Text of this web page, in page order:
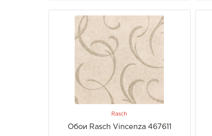
Rasch
Обои Rasch Vincenza 467611